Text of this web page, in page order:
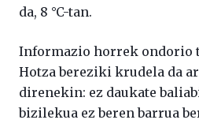
da, 8 °C-tan.
Informazio horrek ondorio
Hotza bereziki krudela da
direnekin: ez daukate
bizilekua ez beren barrua